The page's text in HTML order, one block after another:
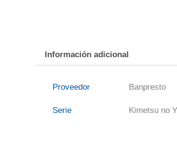
Información adicional
Proveedor Banpresto
Serie Kimetsu no